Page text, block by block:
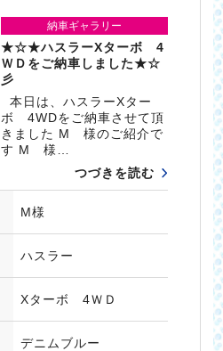
納車ギャラリー
★☆★ハスラーXターボ 4
ＷＤをご納車しました★☆
彡
本日は、ハスラーXター
ボ 4WDをご納車させて頂
きました M 様のご紹介で
す M 様…
つづきを読む
M様
ハスラー
Xターボ 4ＷＤ
デニムブルー